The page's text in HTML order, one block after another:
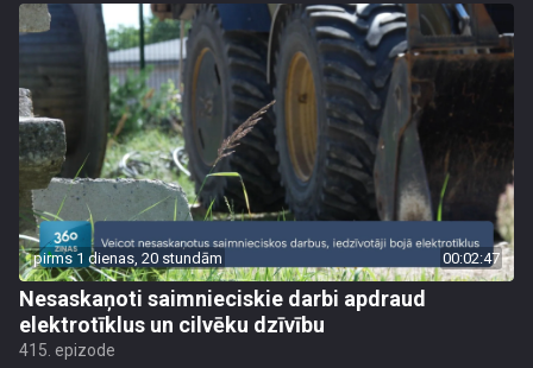
pirms 1 dienas, 20 stundām 00:02:47
Nesaskaņoti saimnieciskie darbi apdraud
elektrotīklus un cilvēku dzīvību
415. epizode